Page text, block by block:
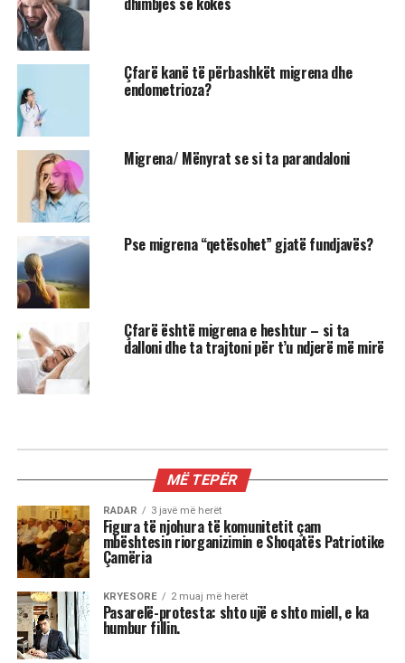
Çfarë kanë të përbashkët migrena dhe
endometrioza?
Migrena/ Mënyrat se si ta parandaloni
Pse migrena “qetësohet” gjatë fundjavës?
Çfarë është migrena e heshtur – si ta
dalloni dhe ta trajtoni për t’u ndjerë më mirë
3 shenjat më xheloze të horoskopit